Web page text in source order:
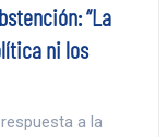
“La
ni los
a la